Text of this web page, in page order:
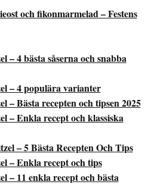
och fikonmarmelad – Festens
– 4 bästa såserna och snabba
– 4 populära varianter
– Bästa recepten och tipsen 2025
– Enkla recept och klassiska
– 5 Bästa Recepten Och Tips
– Enkla recept och tips
– 11 enkla recept och bästa